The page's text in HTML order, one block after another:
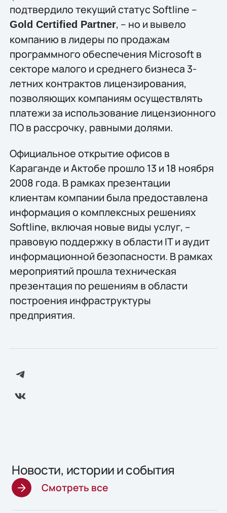
подтвердило текущий статус Softline –
Gold Certified Partner, – но и вывело
компанию в лидеры по продажам
программного обеспечения Microsoft в
секторе малого и среднего бизнеса 3-
летних контрактов лицензирования,
позволяющих компаниям осуществлять
платежи за использование лицензионного
ПО в рассрочку, равными долями.
Официальное открытие офисов в
Караганде и Актобе прошло 13 и 18 ноября
2008 года. В рамках презентации
клиентам компании была предоставлена
информация о комплексных решениях
Softline, включая новые виды услуг, –
правовую поддержку в области IT и аудит
информационной безопасности. В рамках
мероприятий прошла техническая
презентация по решениям в области
построения инфраструктуры
предприятия.
Новости, истории и события
Смотреть все